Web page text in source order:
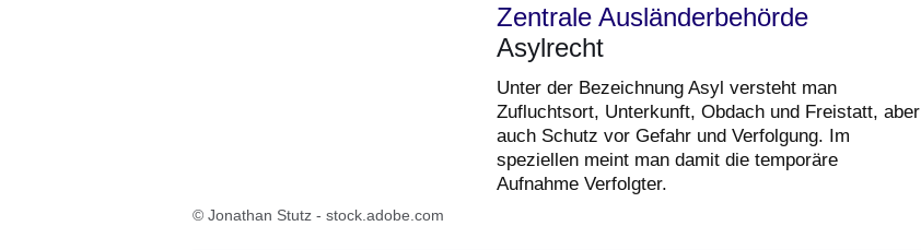
© Jonathan Stutz - stock.adobe.com
Zentrale Ausländerbehörde
Asylrecht
Unter der Bezeichnung Asyl versteht man
Zufluchtsort, Unterkunft, Obdach und Freistatt, aber
auch Schutz vor Gefahr und Verfolgung. Im
speziellen meint man damit die temporäre
Aufnahme Verfolgter.